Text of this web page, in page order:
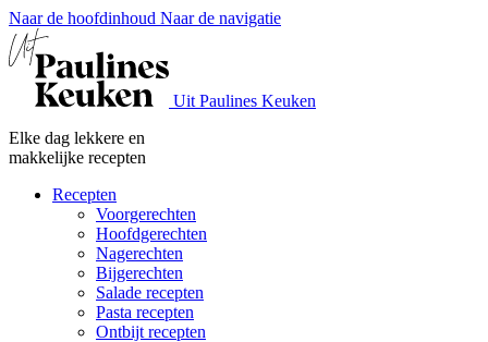
Naar de hoofdinhoud Naar de navigatie
Uit Paulines Keuken
Elke dag lekkere en
makkelijke recepten
Recepten
Voorgerechten
Hoofdgerechten
Nagerechten
Bijgerechten
Salade recepten
Pasta recepten
Ontbijt recepten